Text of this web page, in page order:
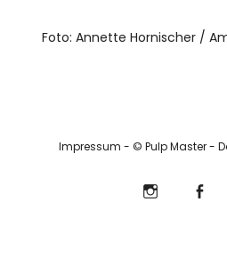
Foto: Annette Hornischer /
Impressum - © Pulp Master -